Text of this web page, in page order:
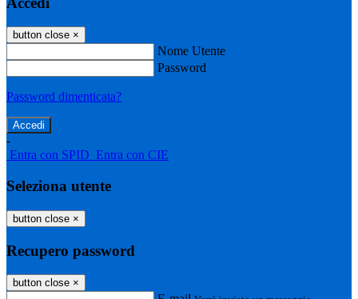
button close ×
Nome Utente
Password
Password dimenticata?
-
Entra con SPID Entra con CIE
Seleziona utente
button close ×
Recupero password
button close ×